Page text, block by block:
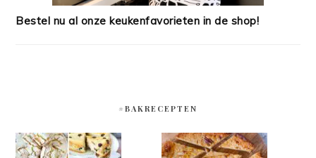
Bestel nu al onze keukenfavorieten in de shop!
#BAKRECEPTEN